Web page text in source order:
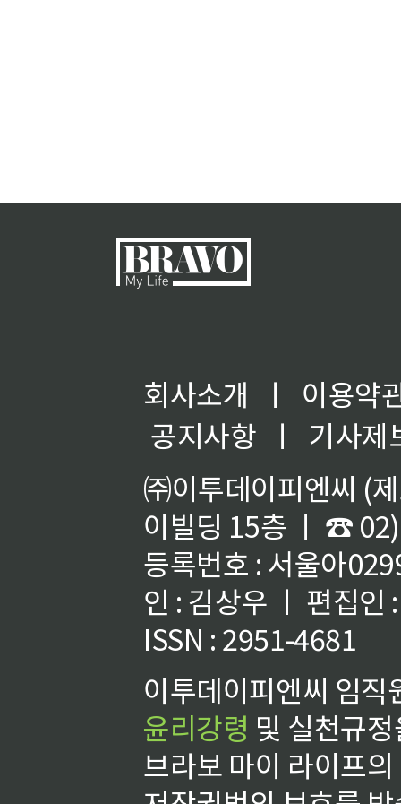
회사소개 ㅣ
이용약
공지사항
ㅣ
기사제
㈜이투데이피엔씨 (
이빌딩 15층 ㅣ ☎
등록번호 : 서울아
인 : 김상우 ㅣ 편집인
ISSN : 2951-4681
이투데이피엔씨 임
윤리강령 및 실천규
브라보 마이 라이프